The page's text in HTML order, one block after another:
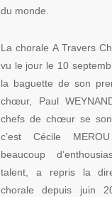
du monde.
La chorale A Travers
vu le jour le 10
la baguette de son
chœur, Paul
chefs de chœur se
c’est Cécile
beaucoup
talent, a repris la
chorale depuis juin